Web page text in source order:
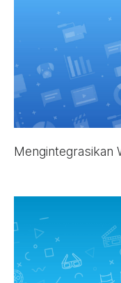
Mengintegrasikan